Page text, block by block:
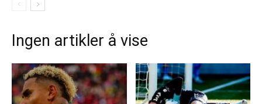
Ingen artikler å vise